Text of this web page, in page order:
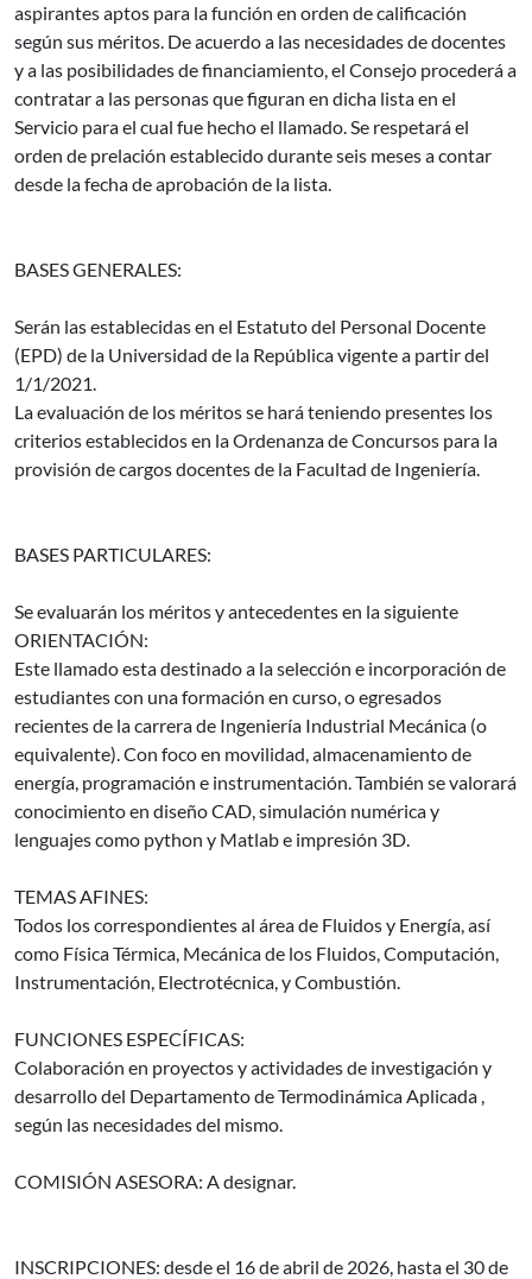
aspirantes aptos para la función en orden de calificación
según sus méritos. De acuerdo a las necesidades de docentes
y a las posibilidades de financiamiento, el Consejo procederá a
contratar a las personas que figuran en dicha lista en el
Servicio para el cual fue hecho el llamado. Se respetará el
orden de prelación establecido durante seis meses a contar
desde la fecha de aprobación de la lista.
BASES GENERALES:
Serán las establecidas en el Estatuto del Personal Docente
(EPD) de la Universidad de la República vigente a partir del
1/1/2021.
La evaluación de los méritos se hará teniendo presentes los
criterios establecidos en la Ordenanza de Concursos para la
provisión de cargos docentes de la Facultad de Ingeniería.
BASES PARTICULARES:
Se evaluarán los méritos y antecedentes en la siguiente
ORIENTACIÓN:
Este llamado esta destinado a la selección e incorporación de
estudiantes con una formación en curso, o egresados
recientes de la carrera de Ingeniería Industrial Mecánica (o
equivalente). Con foco en movilidad, almacenamiento de
energía, programación e instrumentación. También se valorará
conocimiento en diseño CAD, simulación numérica y
lenguajes como python y Matlab e impresión 3D.
TEMAS AFINES:
Todos los correspondientes al área de Fluidos y Energía, así
como Física Térmica, Mecánica de los Fluidos, Computación,
Instrumentación, Electrotécnica, y Combustión.
FUNCIONES ESPECÍFICAS:
Colaboración en proyectos y actividades de investigación y
desarrollo del Departamento de Termodinámica Aplicada ,
según las necesidades del mismo.
COMISIÓN ASESORA: A designar.
INSCRIPCIONES: desde el 16 de abril de 2026, hasta el 30 de